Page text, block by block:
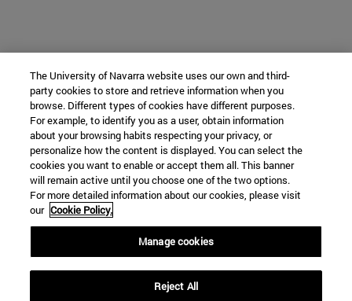
The University of Navarra website uses our own and third-
party cookies to store and retrieve information when you
browse. Different types of cookies have different purposes.
For example, to identify you as a user, obtain information
about your browsing habits respecting your privacy, or
personalize how the content is displayed. You can select the
cookies you want to enable or accept them all. This banner
will remain active until you choose one of the two options.
For more detailed information about our cookies, please visit
our Cookie Policy.
Manage cookies
Reject All